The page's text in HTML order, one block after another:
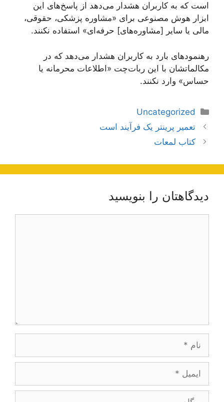
است که به کاربران هشدار می‌دهد از پاسخ‌های این
ابزار هوش مصنوعی برای «مشاوره پزشکی، حقوقی،
مالی یا سایر [مشاوره‌های] حرفه‌ای» استفاده نکنند.
رهنمودهای بارد به کاربران هشدار می‌دهد که در
مکالماتشان با این ربات‌چت «اطلاعات محرمانه یا
حساس» وارد نکنند.
دسته‌ها
Uncategorized
ناوبری
نوشته‌ها
تعمیر پرینتر یک فرآیند است
کتاب لمعات
دیدگاهتان را بنویسید
وبگاه